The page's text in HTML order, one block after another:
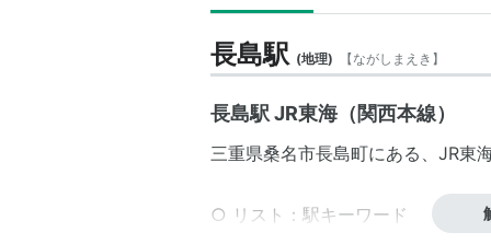
長島駅 (地理) 【ながしまえき 】
長島駅 JR東海（関西本線）
三重県桑名市長島町にある、 JR東
○ リスト ： 駅キーワード